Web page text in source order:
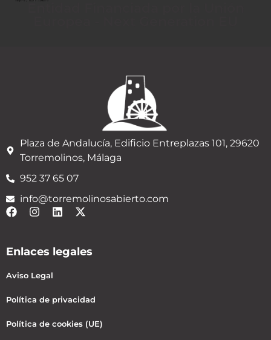
Plaza de Andalucía, Edificio Entreplazas 101, 29620
Torremolinos, Málaga
952 37 65 07
info@torremolinosabierto.com
Enlaces legales
Aviso Legal
Política de privacidad
Política de cookies (UE)